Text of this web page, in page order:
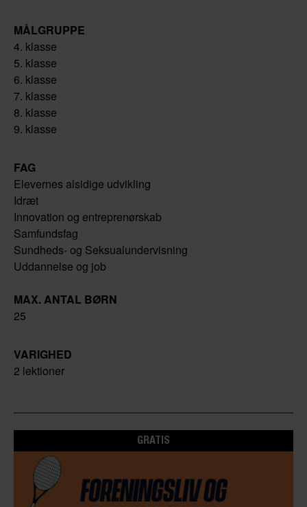
MÅLGRUPPE
4. klasse
5. klasse
6. klasse
7. klasse
8. klasse
9. klasse
FAG
Elevernes alsidige udvikling
Idræt
Innovation og entreprenørskab
Samfundsfag
Sundheds- og Seksualundervisning
Uddannelse og job
MAX. ANTAL BØRN
25
VARIGHED
2 lektioner
GRATIS